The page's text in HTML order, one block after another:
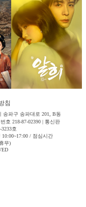
침
송파구 송파대로 201, B동
호 218-87-02390 | 통신판
호
10:00~17:00 / 점심시간
무)